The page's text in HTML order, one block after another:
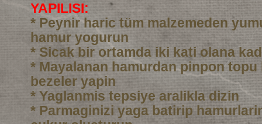
YAPILISI:
* Peynir haric tüm malzemeden
hamur yogurun
* Sicak bir ortamda iki kati olana
* Mayalanan hamurdan pinpon
bezeler yapin
* Yaglanmis tepsiye aralikla dizin
* Parmaginizi yaga batirip